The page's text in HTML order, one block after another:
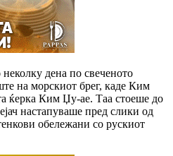
дена по свеченото
на морскиот брег, каде Ким
ќерка Ким Џу-ае. Таа стоеше до
настапуваше пред слики од
обележани со рускиот